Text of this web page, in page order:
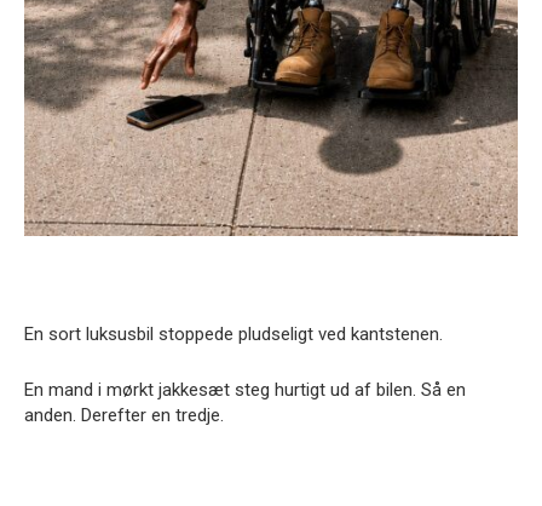
En sort luksusbil stoppede pludseligt ved kantstenen.
En mand i mørkt jakkesæt steg hurtigt ud af bilen. Så en
anden. Derefter en tredje.